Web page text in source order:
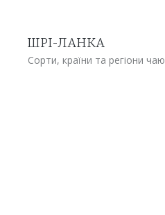
ШРІ-ЛАНКА
Сорти, країни та регіони чаю